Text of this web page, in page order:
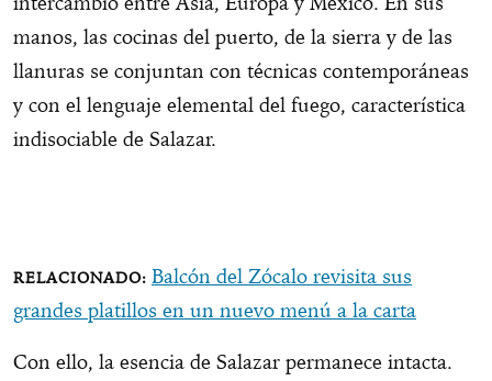
manos, las cocinas del puerto, de la sierra y de las
llanuras se conjuntan con técnicas contemporáneas
y con el lenguaje elemental del fuego, característica
indisociable de Salazar.
Balcón del Zócalo revisita sus
grandes platillos en un nuevo menú a la carta
Con ello, la esencia de Salazar permanece intacta.